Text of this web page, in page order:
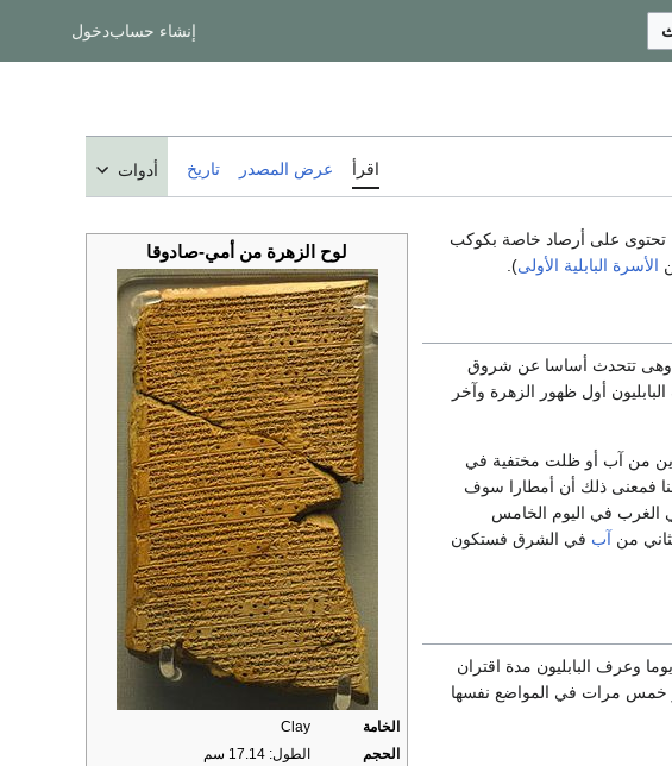
إنشاء حسابدخول
اقرأ عرض المصدر تاريخ أدوات
لوح الزهرة من أمي-صادوقا
الخامة
Clay
الحجم
الطول: 17.14 سم
الأسرة البابلية الأولى).
وهى تتحدث أساسا عن شروق
أول ظهور الزهرة وآخر
من آب أو ظلت مختفية في
فمعنى ذلك أن أمطارا سوف
الغرب في اليوم الخامس
من آب في الشرق فستكون
وعرف البابليون مدة اقتران
فتظهر خمس مرات في المواضع نفسها